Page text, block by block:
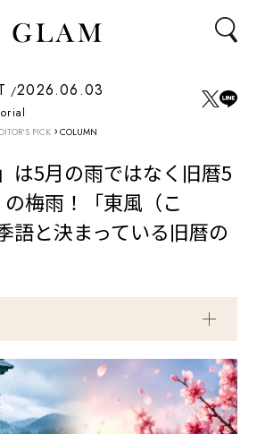
2026.06.03
PICK › COLUMN
は5月の雨ではなく旧暦5
梅雨！「東風（こ
語と決まっている旧暦の